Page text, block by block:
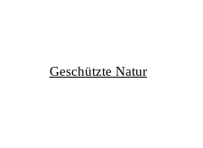
Geschützte Natur